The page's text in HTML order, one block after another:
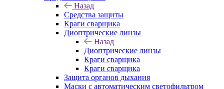
Назад
Средства защиты
Краги сварщика
Диоптрические линзы
Назад
Диоптрические линзы
Краги сварщика
Краги сварщика
Защита органов дыхания
Маски с автоматическим светофильтром